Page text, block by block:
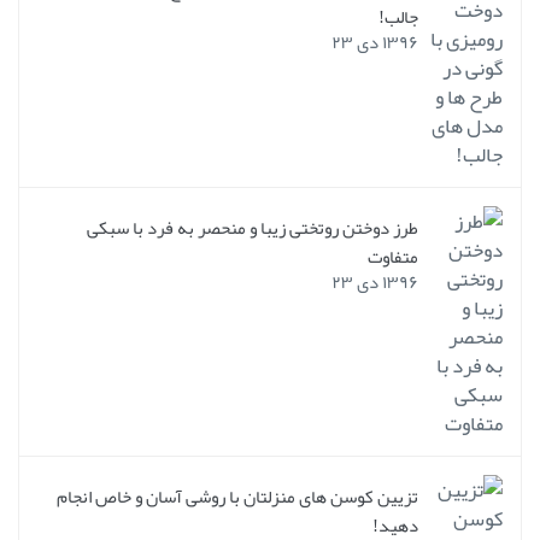
جالب!
۱۳۹۶ دی ۲۳
طرز دوختن روتختی زیبا و منحصر به فرد با سبکی
متفاوت
۱۳۹۶ دی ۲۳
تزیین کوسن های منزلتان با روشی آسان و خاص انجام
دهید!